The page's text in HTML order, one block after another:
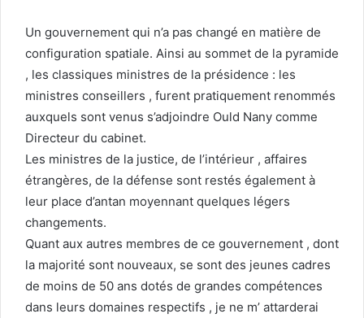
Un gouvernement qui n’a pas changé en matière de
configuration spatiale. Ainsi au sommet de la pyramide
, les classiques ministres de la présidence : les
ministres conseillers , furent pratiquement renommés
auxquels sont venus s’adjoindre Ould Nany comme
Directeur du cabinet.
Les ministres de la justice, de l’intérieur , affaires
étrangères, de la défense sont restés également à
leur place d’antan moyennant quelques légers
changements.
Quant aux autres membres de ce gouvernement , dont
la majorité sont nouveaux, se sont des jeunes cadres
de moins de 50 ans dotés de grandes compétences
dans leurs domaines respectifs , je ne m’ attarderai